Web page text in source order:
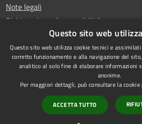
Note legali
Dichiarazione di accessibilità
RSS
Accessibilità
Questo sito web
Questo sito web utilizza cookie tecnici e
corretto funzionamento e alla navigazione del
analitico al solo fine di elaborare informazioni
anonime.
Per maggiori dettagli, può consultare la
ACCETTA TUTTO